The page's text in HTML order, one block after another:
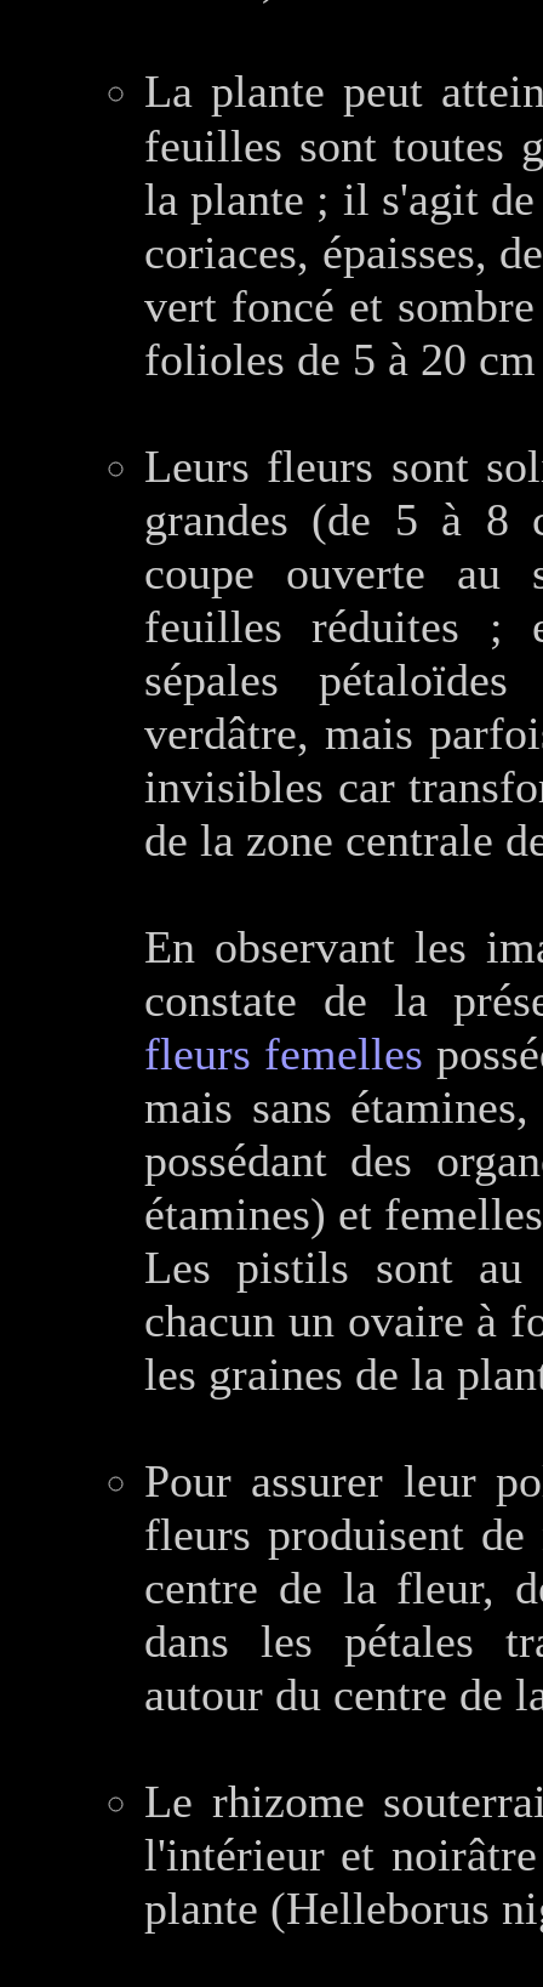
La plante peut
feuilles sont toutes
la plante ; il s'agit
coriaces, épaisses,
vert foncé et
folioles de 5 à 20
Leurs fleurs sont
grandes (de 5 à 8
coupe ouverte au
feuilles réduites ;
sépales
verdâtre, mais
invisibles car
de la zone centrale
En observant les
constate de la
fleurs femelles
mais sans
possédant des
étamines) et
Les pistils sont
chacun un ovaire à
les graines de la
Pour assurer leur
fleurs produisent de
centre de la fleur,
dans les pétales
autour du centre de
Le rhizome
l'intérieur et
plante (Helleborus